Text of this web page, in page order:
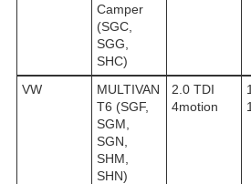
Camper
(SGC,
SGG,
SHC)
VW
MULTIVAN
T6 (SGF,
SGM,
SGN,
SHM,
SHN)
2.0 TDI
4motion